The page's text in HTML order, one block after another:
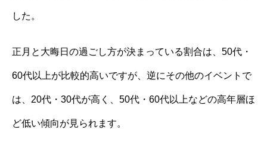
した。
正月と大晦日の過ごし方が決まっている割合は、50代・
60代以上が比較的高いですが、逆にその他のイベントで
は、20代・30代が高く、50代・60代以上などの高年層ほ
ど低い傾向が見られます。